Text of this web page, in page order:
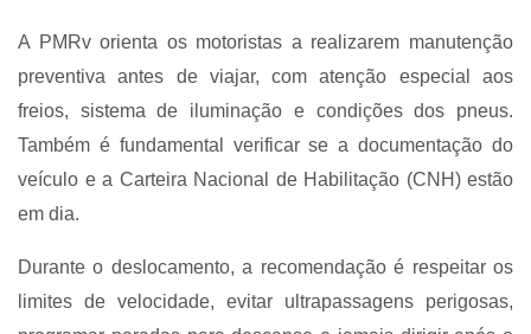
A PMRv orienta os motoristas a realizarem manutenção
preventiva antes de viajar, com atenção especial aos
freios, sistema de iluminação e condições dos pneus.
Também é fundamental verificar se a documentação do
veículo e a Carteira Nacional de Habilitação (CNH) estão
em dia.
Durante o deslocamento, a recomendação é respeitar os
limites de velocidade, evitar ultrapassagens perigosas,